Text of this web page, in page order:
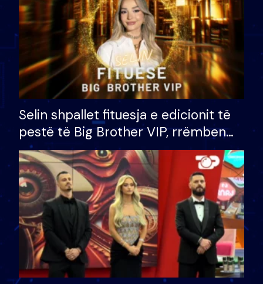
Selin shpallet fituesja e edicionit të
pestë të Big Brother VIP, rrëmben
çmimin e madh prej 100 mijë eurosh